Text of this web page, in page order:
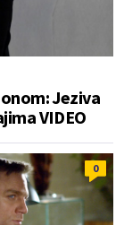
Jeziva
VIDEO
0